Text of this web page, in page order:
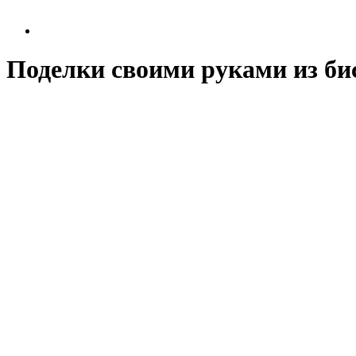
Поделки своими руками из